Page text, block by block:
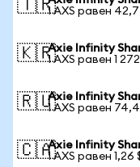
🇹🇷1 AXS равен
🇰🇷Axie Infinity
1 AXS равен 1
🇷🇺Axie Infinity
1 AXS равен
🇨🇦Axie Infinity
1 AXS равен 1,26